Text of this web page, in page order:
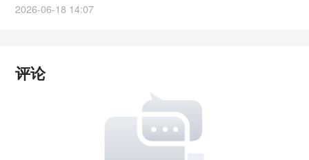
任何城镇都能住上好酒店”的使命。品牌理念持续聚焦
的住宿体验。”此次焕新，进一步强化“酒店管理和新旅
宿数智平台”双核定位，致力于打造全球领先的住宿产
业集团与数智化平台，标志着尚美数智在全球化、数
2026-06-18 14:07
评论